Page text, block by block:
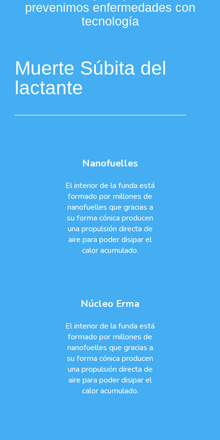
prevenimos enfermedades con
tecnología
Muerte Súbita del
lactante
Nanofuelles
El interior de la funda está
formado por millones de
nanofuelles que gracias a
su forma cónica producen
una propulsión directa de
aire para poder disipar el
calor acumulado.
Núcleo Erma
El interior de la funda está
formado por millones de
nanofuelles que gracias a
su forma cónica producen
una propulsión directa de
aire para poder disipar el
calor acumulado.